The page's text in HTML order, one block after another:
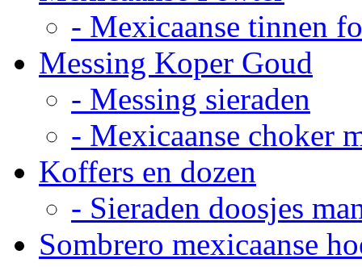
- Mexicaanse tinnen
Messing Koper Goud
- Messing sieraden
- Mexicaanse choker
Koffers en dozen
- Sieraden doosjes
Sombrero mexicaanse